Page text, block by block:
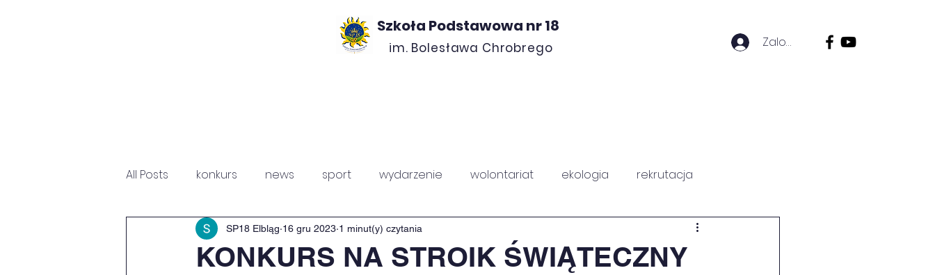
Szkoła Podstawowa nr 18
im. Bolesława Chrobrego Zaloguj się
All Posts konkurs news sport wydarzenie wolontariat ekologia rekrutacja
Fundacja Św. Mikołaja SzPZ Chrobry
KONKURS NA STROIK ŚWIĄTECZNY
SP18 Elbląg 16 gru 2023 1 minut(y) czytania